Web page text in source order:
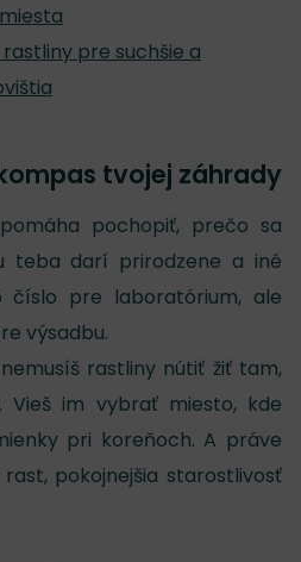
pre suchšie a
tvojej záhrady
pochopiť, prečo sa
teba darí prirodzene a iné
číslo pre laboratórium, ale
výsadbu.
rastliny nútiť žiť tam,
Vieš im vybrať miesto, kde
pri koreňoch. A práve
pokojnejšia starostlivosť